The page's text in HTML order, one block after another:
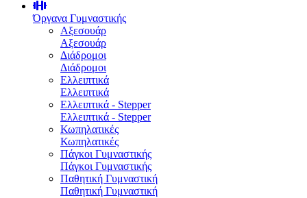
Όργανα Γυμναστικής
Αξεσουάρ
Αξεσουάρ
Διάδρομοι
Διάδρομοι
Ελλειπτικά
Ελλειπτικά
Ελλειπτικά - Stepper
Ελλειπτικά - Stepper
Κωπηλατικές
Κωπηλατικές
Πάγκοι Γυμναστικής
Πάγκοι Γυμναστικής
Παθητική Γυμναστική
Παθητική Γυμναστική